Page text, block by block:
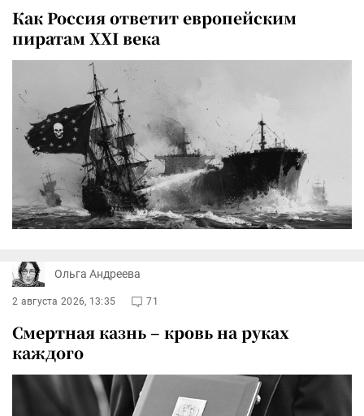
Как Россия ответит европейским
пиратам XXI века
Ольга Андреева
2 августа 2026, 13:35 71
Смертная казнь – кровь на руках
каждого